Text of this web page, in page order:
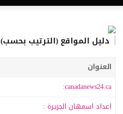
دليل المواقع (الترتيب بحسب)
العنوان
canadanews24.ca:
اعداد اسمهان الجزيرة :